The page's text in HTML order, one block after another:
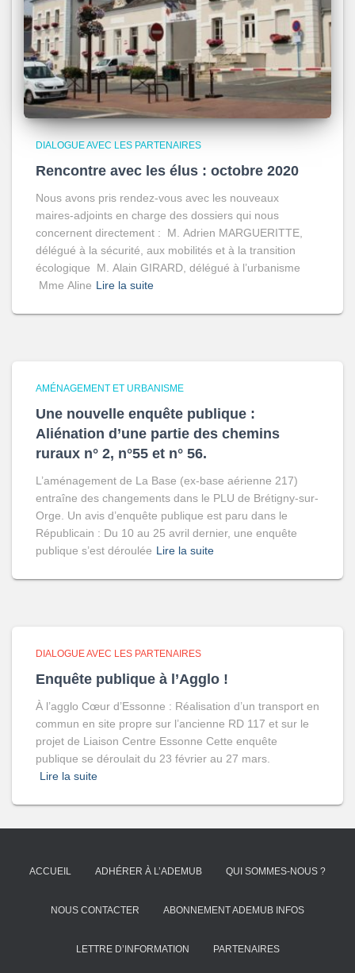
DIALOGUE AVEC LES PARTENAIRES
Rencontre avec les élus : octobre 2020
Nous avons pris rendez-vous avec les nouveaux
maires-adjoints en charge des dossiers qui nous
concernent directement : M. Adrien MARGUERITTE,
délégué à la sécurité, aux mobilités et à la transition
écologique M. Alain GIRARD, délégué à l’urbanisme
Mme Aline Lire la suite
AMÉNAGEMENT ET URBANISME
Une nouvelle enquête publique :
Aliénation d’une partie des chemins
ruraux n° 2, n°55 et n° 56.
L’aménagement de La Base (ex-base aérienne 217)
entraîne des changements dans le PLU de Brétigny-sur-
Orge. Un avis d’enquête publique est paru dans le
Républicain : Du 10 au 25 avril dernier, une enquête
publique s’est déroulée Lire la suite
DIALOGUE AVEC LES PARTENAIRES
Enquête publique à l’Agglo !
À l’agglo Cœur d’Essonne : Réalisation d’un transport en
commun en site propre sur l’ancienne RD 117 et sur le
projet de Liaison Centre Essonne Cette enquête
publique se déroulait du 23 février au 27 mars.
Lire la suite
ACCUEIL ADHÉRER À L’ADEMUB QUI SOMMES-NOUS ?
NOUS CONTACTER ABONNEMENT ADEMUB INFOS
LETTRE D’INFORMATION PARTENAIRES